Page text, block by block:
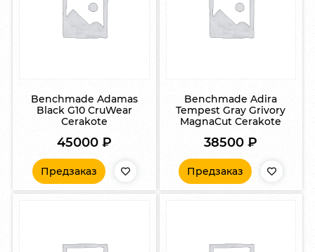
Benchmade Adamas
Black G10 CruWear
Cerakote
45000 ₽
Предзаказ
Benchmade Adira
Tempest Gray Grivory
MagnaCut Cerakote
38500₽
Предзаказ